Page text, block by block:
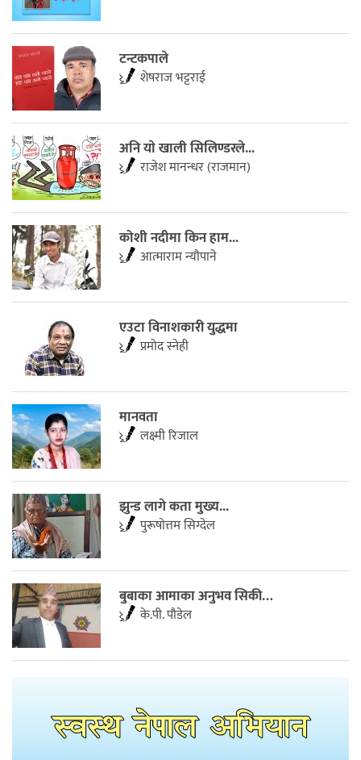
टन्टकपाले
शेषराज भट्टराई
अनि याे खाली सिलिण्डरले...
राजेश मानन्धर (राजमान)
कोशी नदीमा किन हाम...
आत्माराम न्यौपाने
एउटा विनाशकारी युद्धमा
प्रमोद स्नेही
मानवता
लक्ष्मी रिजाल
झुन्ड लागे कता मुख्य...
पुरूषाेत्तम सिग्देल
बुबाका आमाका अनुभव सिकी…
के.पी. पाैडेल